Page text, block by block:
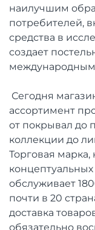
наилучшим
потребителей,
средства в
создает
международным
Сегодня
ассортимент
от покрывал до
коллекции до
Торговая
обслуживает
почти в 20
доставка
обязательно